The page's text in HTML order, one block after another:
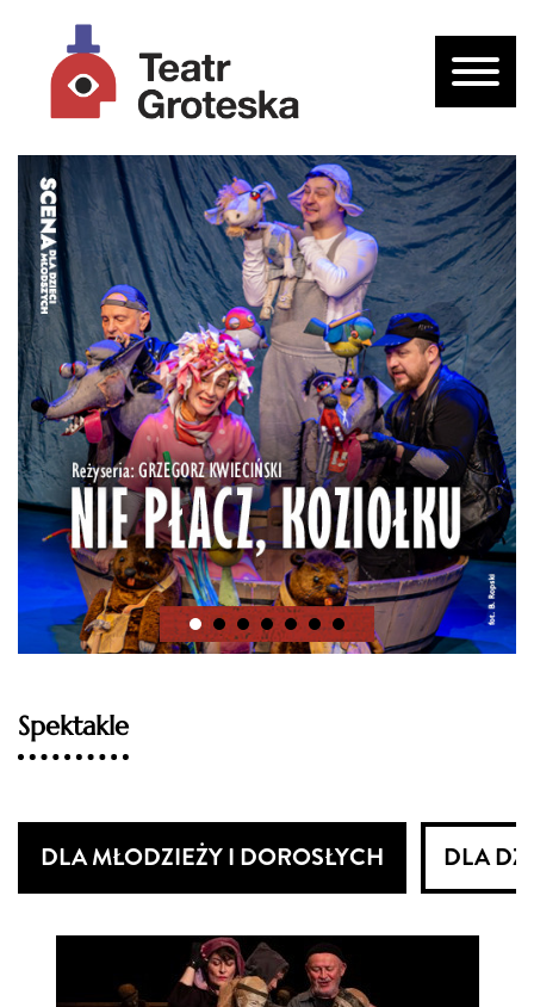
Spektakle
DLA MŁODZIEŻY I DOROSŁYCH DLA